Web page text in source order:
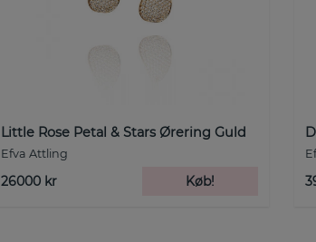
Little Rose Petal & Stars Ørering Guld
Efva Attling
26000 kr Køb!